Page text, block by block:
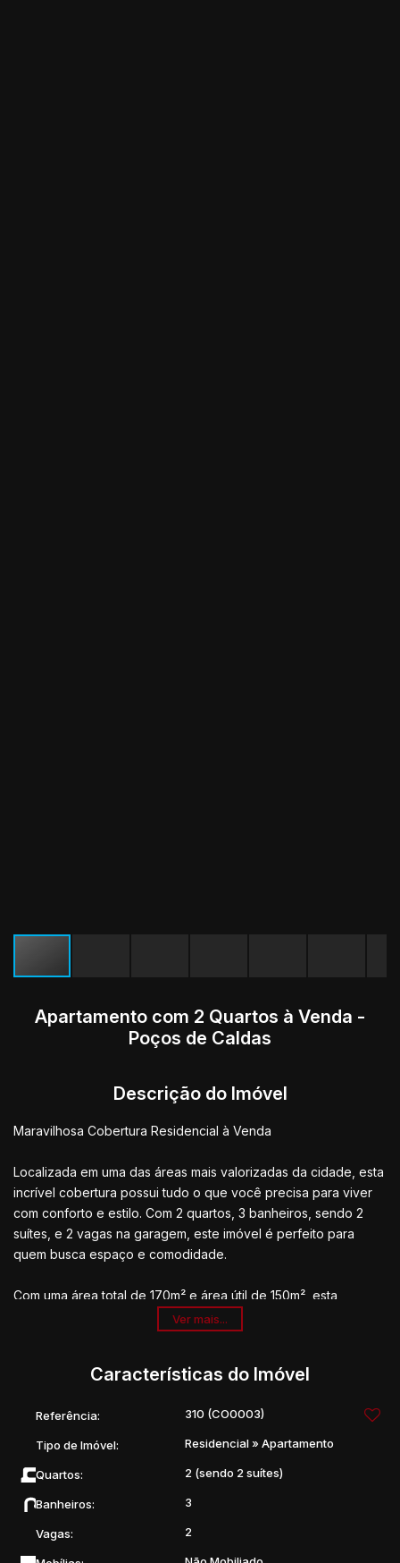
Apartamento com 2 Quartos à Venda -
Poços de Caldas
Descrição do Imóvel
Maravilhosa Cobertura Residencial à Venda
Localizada em uma das áreas mais valorizadas da cidade, esta
incrível cobertura possui tudo o que você precisa para viver
com conforto e estilo. Com 2 quartos, 3 banheiros, sendo 2
suítes, e 2 vagas na garagem, este imóvel é perfeito para
quem busca espaço e comodidade.
Com uma área total de 170m² e área útil de 150m², esta
cobertura oferece todo o conforto e privacidade que você e
sua família merecem. Além disso, conta com uma incrível vista
momentos inesquecíveis.
Não perca a oportunidade de adquirir este imóvel dos sonhos!
Entre em contato conosco e agende uma visita hoje mesmo.
Estamos te esperando!
Ver mais...
Características do Imóvel
Referência: 310 (CO0003)
Tipo de Imóvel: Residencial» Apartamento
Quartos: 2 (sendo 2 suítes)
Banheiros: 3
Vagas: 2